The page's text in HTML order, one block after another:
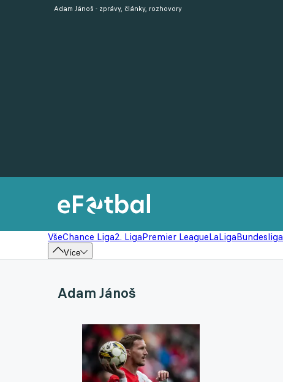
VšeChance Liga2. LigaPremier LeagueLaLigaBundesliga
Více
Adam Jánoš - zprávy, články, rozhovory
Adam Jánoš